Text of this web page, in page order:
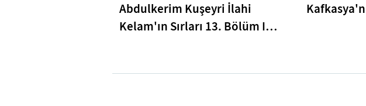
Abdulkerim Kuşeyri İlahi
Kelam'ın Sırları 13. Bölüm I